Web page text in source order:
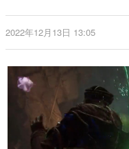
ゲーム世
ゲームに多大
日本モバ
日本のモバイ
ルを網羅する
解説を掲載
2022年12月13日 13:05